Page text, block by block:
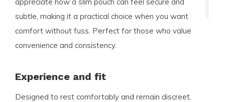
subtle, making it a practical choice when you want
comfort without fuss. Perfect for those who value
convenience and consistency.
Experience and fit
Designed to rest comfortably and remain discreet,